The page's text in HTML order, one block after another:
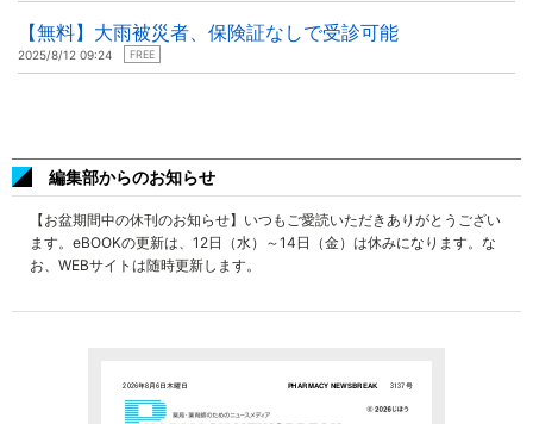
【無料】大雨被災者、保険証なしで受診可能
2025/8/12 09:24 FREE
編集部からのお知らせ
【お盆期間中の休刊のお知らせ】いつもご愛読いただきありがとうござい
ます。eBOOKの更新は、12日（水）～14日（金）は休みになります。な
お、WEBサイトは随時更新します。